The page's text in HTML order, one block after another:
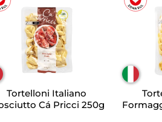
Tortelloni Italiano
Cá Pricci 250g